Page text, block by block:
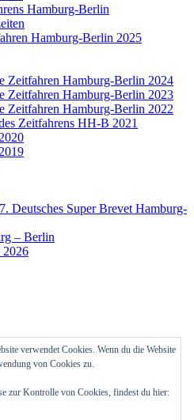
Hamburg-Berlin
Hamburg-Berlin 2025
Zeitfahren Hamburg-Berlin 2024
Zeitfahren Hamburg-Berlin 2023
Zeitfahren Hamburg-Berlin 2022
Zeitfahrens HH-B 2021
Deutsches Super Brevet Hamburg-
– Berlin
2026
Theme: Colinear von
verwendet Cookies. Wenn du die Website
von Cookies zu.
zur Kontrolle von Cookies, findest du hier: